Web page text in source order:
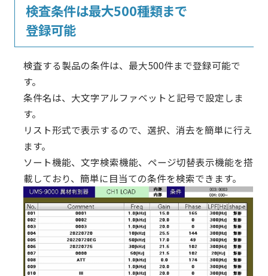
検査条件は最大500種類まで
登録可能
検査する製品の条件は、最大500件まで登録可能で
す。
条件名は、大文字アルファベットと記号で設定しま
す。
リスト形式で表示するので、選択、消去を簡単に行え
ます。
ソート機能、文字検索機能、ページ切替表示機能を搭
載しており、簡単に目当ての条件を検索できます。